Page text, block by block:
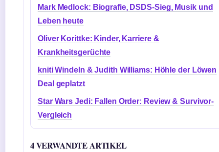
Mark Medlock: Biografie, DSDS-Sieg, Musik und
Leben heute
Oliver Korittke: Kinder, Karriere &
Krankheitsgerüchte
kniti Windeln & Judith Williams: Höhle der Löwen
Deal geplatzt
Star Wars Jedi: Fallen Order: Review & Survivor-
Vergleich
4 VERWANDTE ARTIKEL